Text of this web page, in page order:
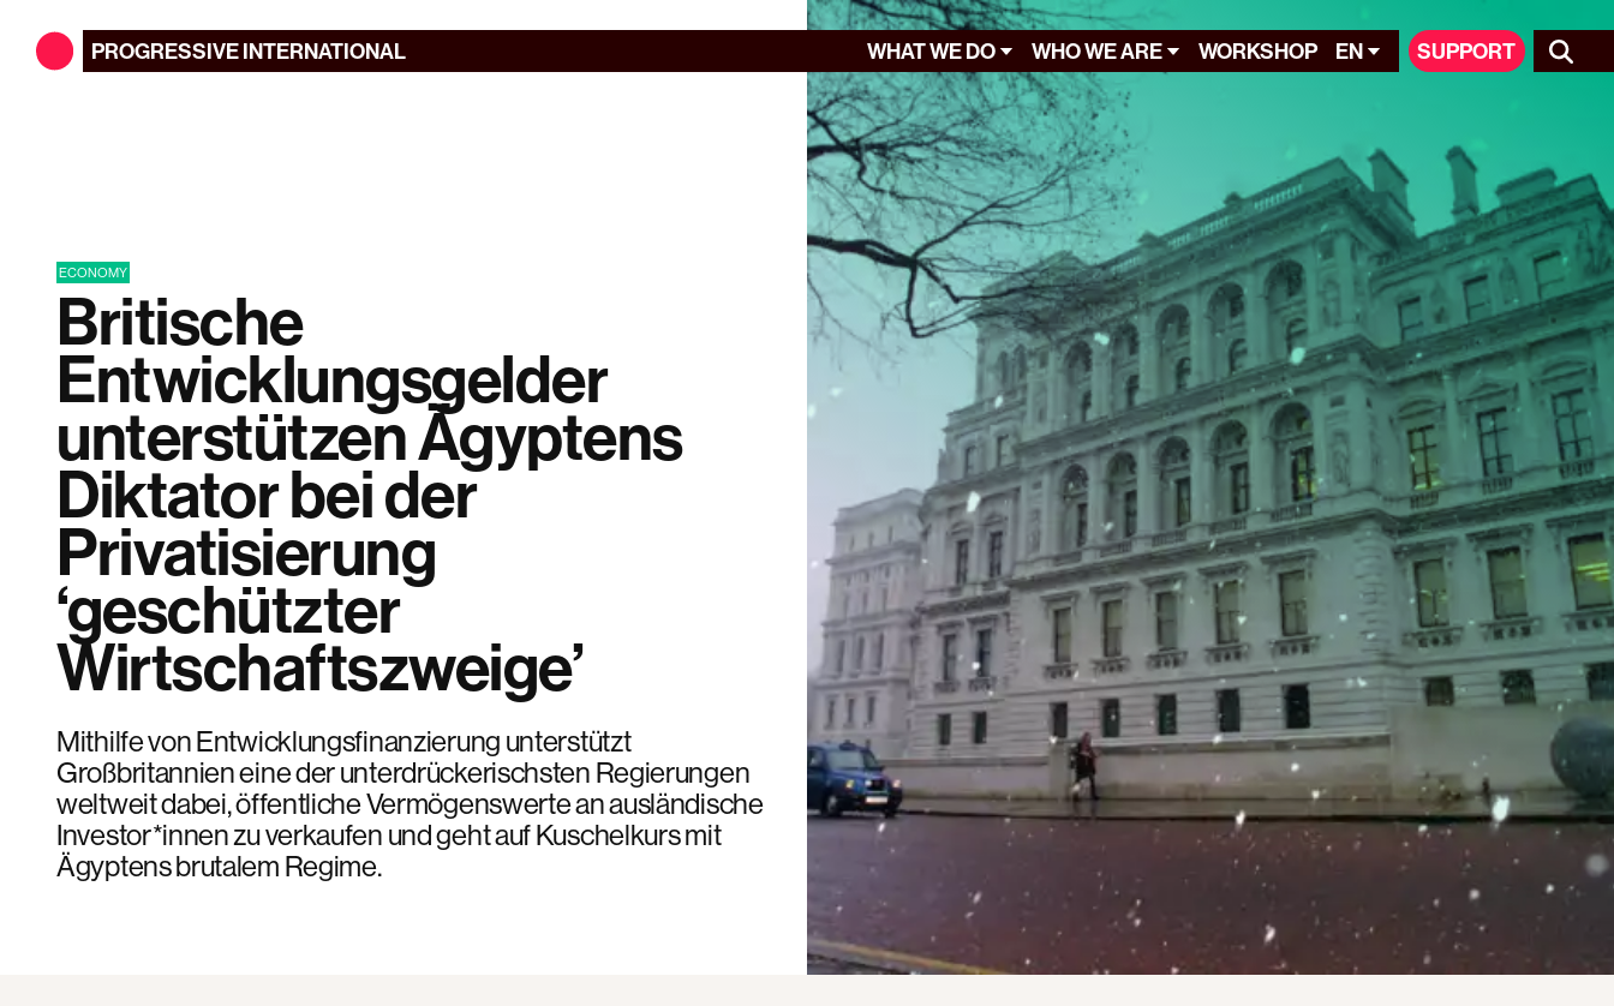
PROGRESSIVEINTERNATIONAL WHAT WE DO WHO WE ARE WORKSHOP EN SUPPORT
ECONOMY
Britische
Entwicklungsgelder
unterstützen Ägyptens
Diktator bei der
Privatisierung
‘geschützter
Wirtschaftszweige’
Mithilfe von Entwicklungsfinanzierung unterstützt
Großbritannien eine der unterdrückerischsten Regierungen
weltweit dabei, öffentliche Vermögenswerte an ausländische
Investor*innen zu verkaufen und geht auf Kuschelkurs mit
Ägyptens brutalem Regime.